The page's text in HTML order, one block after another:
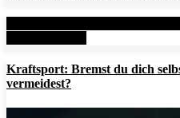
Kraftsport: Bremst du dich
vermeidest?